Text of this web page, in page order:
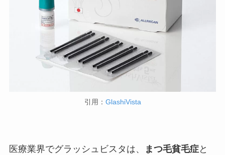
引用： GlashiVista
医療業界でグラッシュビスタは、 まつ毛貧毛症と